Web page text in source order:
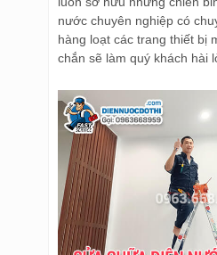
nước chuyên nghiệp có
hàng loạt các trang thiết bị
chắn sẽ làm quý khách hài